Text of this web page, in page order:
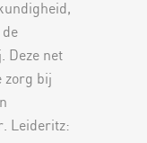
Deze net
zorg bij
Leideritz: